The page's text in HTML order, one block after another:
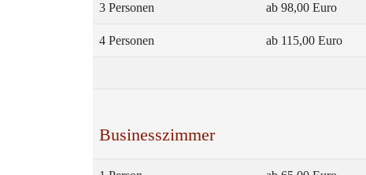
3 Personen ab 98,00 Euro
4 Personen ab 115,00 Euro
Businesszimmer